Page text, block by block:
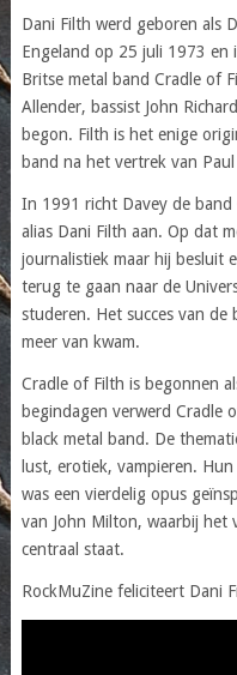
Dani Filth werd geboren als
Engeland op 25 juli 1973 en
Britse metal band Cradle of
Allender, bassist John
begon. Filth is het enige
band na het vertrek van
In 1991 richt Davey de
alias Dani Filth aan. Op dat
journalistiek maar hij besluit
terug te gaan naar de
studeren. Het succes van
meer van kwam.
Cradle of Filth is begonnen
begindagen verwerd Cradle
black metal band. De
lust, erotiek, vampieren. Hun
was een vierdelig opus
van John Milton, waarbij het
centraal staat.
RockMuZine feliciteert Dani